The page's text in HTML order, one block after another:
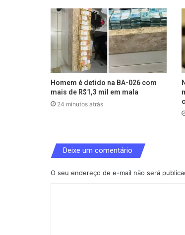
Homem é detido na BA-026 com
mais de R$1,3 mil em mala
24 minutos atrás
Deixe um comentário
O seu endereço de e-mail não será